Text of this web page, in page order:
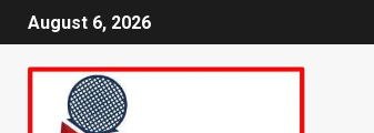
August 6, 2026